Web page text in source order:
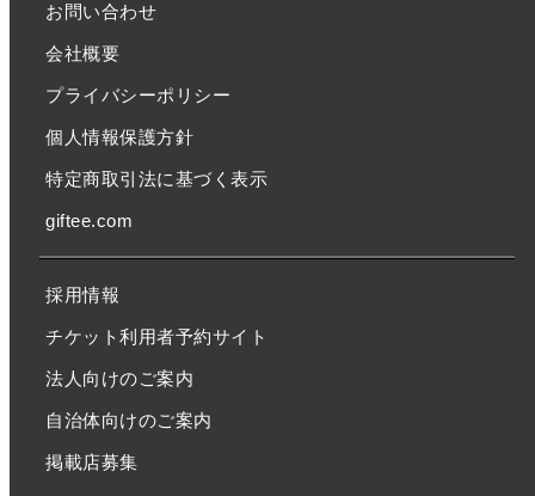
お問い合わせ
会社概要
プライバシーポリシー
個人情報保護方針
特定商取引法に基づく表示
giftee.com
採用情報
チケット利用者予約サイト
法人向けのご案内
自治体向けのご案内
掲載店募集